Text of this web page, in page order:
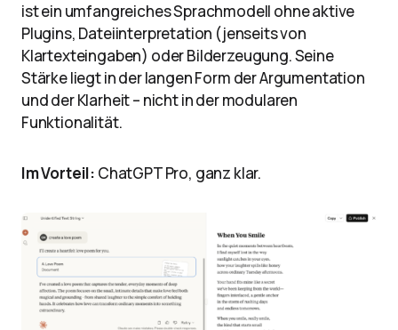
ist ein umfangreiches Sprachmodell ohne aktive
Plugins, Dateiinterpretation (jenseits von
Klartexteingaben) oder Bilderzeugung. Seine
Stärke liegt in der langen Form der Argumentation
und der Klarheit – nicht in der modularen
Funktionalität.
Im Vorteil: ChatGPT Pro, ganz klar.